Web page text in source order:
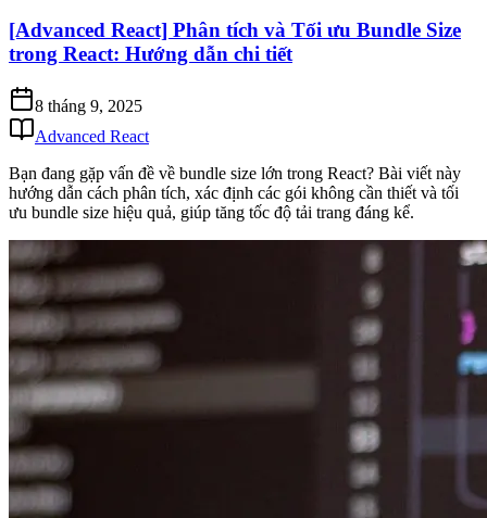
[Advanced React] Phân tích và Tối ưu Bundle Size
trong React: Hướng dẫn chi tiết
8 tháng 9, 2025
Advanced React
Bạn đang gặp vấn đề về bundle size lớn trong React? Bài viết này
hướng dẫn cách phân tích, xác định các gói không cần thiết và tối
ưu bundle size hiệu quả, giúp tăng tốc độ tải trang đáng kể.